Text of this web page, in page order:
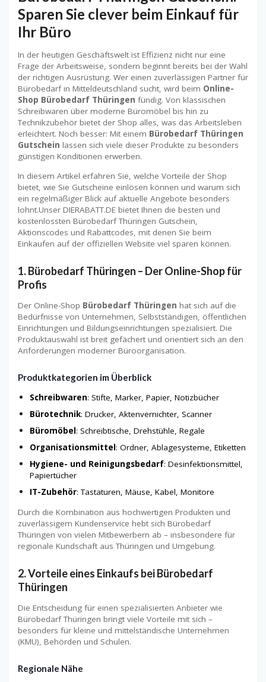
Sparen Sie clever beim Einkauf für
Ihr Büro
In der heutigen Geschäftswelt ist Effizienz nicht nur eine
Frage der Arbeitsweise, sondern beginnt bereits bei der Wahl
der richtigen Ausrüstung. Wer einen zuverlässigen Partner für
Bürobedarf in Mitteldeutschland sucht, wird beim Online-
Shop Bürobedarf Thüringen fündig. Von klassischen
Schreibwaren über moderne Büromöbel bis hin zu
Technikzubehör bietet der Shop alles, was das Arbeitsleben
erleichtert. Noch besser: Mit einem Bürobedarf Thüringen
Gutschein lassen sich viele dieser Produkte zu besonders
günstigen Konditionen erwerben.
In diesem Artikel erfahren Sie, welche Vorteile der Shop
bietet, wie Sie Gutscheine einlösen können und warum sich
ein regelmäßiger Blick auf aktuelle Angebote besonders
lohnt.Unser DIERABATT.DE bietet Ihnen die besten und
kostenlossten Bürobedarf Thüringen Gutschein,
Aktionscodes und Rabattcodes, mit denen Sie beim
Einkaufen auf der offiziellen Website viel sparen können.
1. Bürobedarf Thüringen – Der Online-Shop für
Profis
Der Online-Shop Bürobedarf Thüringen hat sich auf die
Bedürfnisse von Unternehmen, Selbstständigen, öffentlichen
Einrichtungen und Bildungseinrichtungen spezialisiert. Die
Produktauswahl ist breit gefächert und orientiert sich an den
Anforderungen moderner Büroorganisation.
Produktkategorien im Überblick
Schreibwaren: Stifte, Marker, Papier, Notizbücher
Bürotechnik: Drucker, Aktenvernichter, Scanner
Büromöbel: Schreibtische, Drehstühle, Regale
Organisationsmittel: Ordner, Ablagesysteme, Etiketten
Hygiene- und Reinigungsbedarf: Desinfektionsmittel,
Papiertücher
IT-Zubehör: Tastaturen, Mäuse, Kabel, Monitore
Durch die Kombination aus hochwertigen Produkten und
zuverlässigem Kundenservice hebt sich Bürobedarf
Thüringen von vielen Mitbewerbern ab – insbesondere für
regionale Kundschaft aus Thüringen und Umgebung.
2. Vorteile eines Einkaufs bei Bürobedarf
Thüringen
Die Entscheidung für einen spezialisierten Anbieter wie
Bürobedarf Thüringen bringt viele Vorteile mit sich –
besonders für kleine und mittelständische Unternehmen
(KMU), Behörden und Schulen.
Regionale Nähe